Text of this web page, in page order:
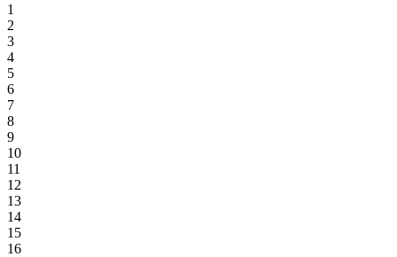
1
2
3
4
5
6
7
8
9
10
11
12
13
14
15
16